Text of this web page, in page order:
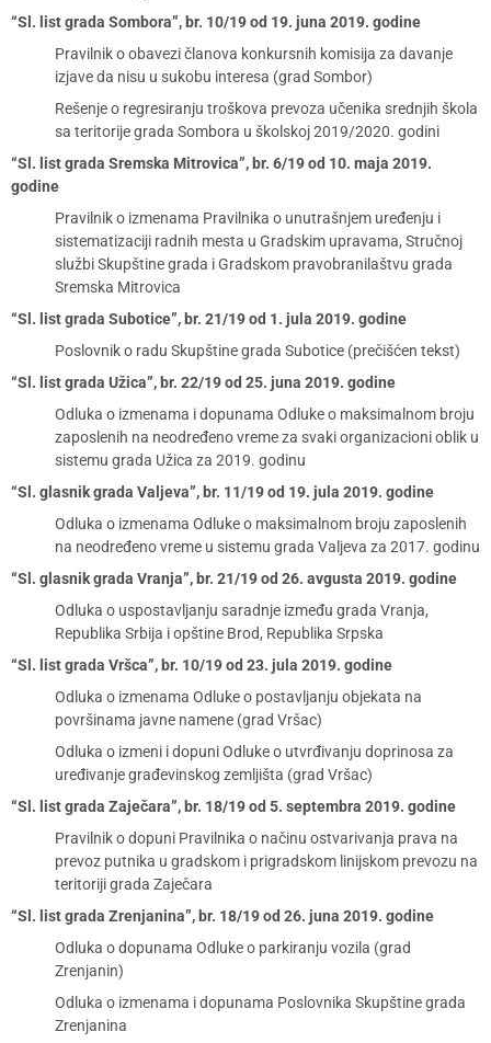
“Sl. list grada Sombora”, br. 10/19 od 19. juna 2019. godine
Pravilnik o obavezi članova konkursnih komisija za davanje
izjave da nisu u sukobu interesa (grad Sombor)
Rešenje o regresiranju troškova prevoza učenika srednjih škola
sa teritorije grada Sombora u školskoj 2019/2020. godini
“Sl. list grada Sremska Mitrovica”, br. 6/19 od 10. maja 2019.
godine
Pravilnik o izmenama Pravilnika o unutrašnjem uređenju i
sistematizaciji radnih mesta u Gradskim upravama, Stručnoj
službi Skupštine grada i Gradskom pravobranilaštvu grada
Sremska Mitrovica
“Sl. list grada Subotice”, br. 21/19 od 1. jula 2019. godine
Poslovnik o radu Skupštine grada Subotice (prečišćen tekst)
“Sl. list grada Užica”, br. 22/19 od 25. juna 2019. godine
Odluka o izmenama i dopunama Odluke o maksimalnom broju
zaposlenih na neodređeno vreme za svaki organizacioni oblik u
sistemu grada Užica za 2019. godinu
“Sl. glasnik grada Valjeva”, br. 11/19 od 19. jula 2019. godine
Odluka o izmenama Odluke o maksimalnom broju zaposlenih
na neodređeno vreme u sistemu grada Valjeva za 2017. godinu
“Sl. glasnik grada Vranja”, br. 21/19 od 26. avgusta 2019. godine
Odluka o uspostavljanju saradnje između grada Vranja,
Republika Srbija i opštine Brod, Republika Srpska
“Sl. list grada Vršca”, br. 10/19 od 23. jula 2019. godine
Odluka o izmenama Odluke o postavljanju objekata na
površinama javne namene (grad Vršac)
Odluka o izmeni i dopuni Odluke o utvrđivanju doprinosa za
uređivanje građevinskog zemljišta (grad Vršac)
“Sl. list grada Zaječara”, br. 18/19 od 5. septembra 2019. godine
Pravilnik o dopuni Pravilnika o načinu ostvarivanja prava na
prevoz putnika u gradskom i prigradskom linijskom prevozu na
teritoriji grada Zaječara
“Sl. list grada Zrenjanina”, br. 18/19 od 26. juna 2019. godine
Odluka o dopunama Odluke o parkiranju vozila (grad
Zrenjanin)
Odluka o izmenama i dopunama Poslovnika Skupštine grada
Zrenjanina